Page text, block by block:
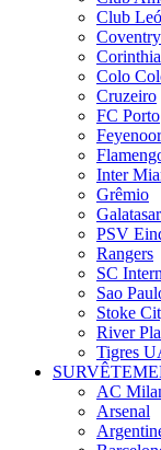
Club
Colo
Cruzeiro
FC Porto
Inter
Grêmio
PSV
Rangers
SC
Sao
Stoke
River
Tigres
AC
Arsenal